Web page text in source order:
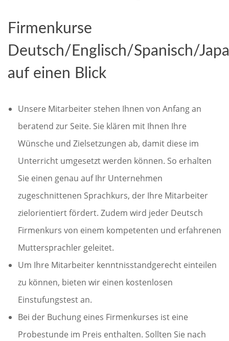
Firmenkurse
Deutsch/Englisch/Spanisch/
auf einen Blick
Unsere Mitarbeiter stehen Ihnen von Anfang an
beratend zur Seite. Sie klären mit Ihnen Ihre
Wünsche und Zielsetzungen ab, damit diese im
Unterricht umgesetzt werden können. So erhalten
Sie einen genau auf Ihr Unternehmen
zugeschnittenen Sprachkurs, der Ihre Mitarbeiter
zielorientiert fördert. Zudem wird jeder Deutsch
Firmenkurs von einem kompetenten und erfahrenen
Muttersprachler geleitet.
Um Ihre Mitarbeiter kenntnisstandgerecht einteilen
zu können, bieten wir einen kostenlosen
Einstufungstest an.
Bei der Buchung eines Firmenkurses ist eine
Probestunde im Preis enthalten. Sollten Sie nach